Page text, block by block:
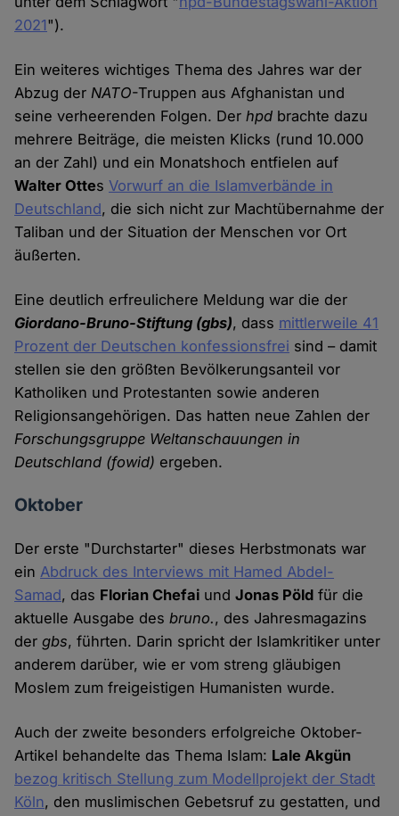
2021").
Ein weiteres wichtiges Thema des Jahres war der
Abzug derNATO-Truppen aus Afghanistan und
seine verheerenden Folgen. Derhpd brachte dazu
mehrere Beiträge, die meisten Klicks (rund 10.000
an der Zahl) und ein Monatshoch entfielen auf
Walter OttesVorwurf an die Islamverbände in
Deutschland, die sich nicht zur Machtübernahme der
Taliban und der Situation der Menschen vor Ort
äußerten.
Eine deutlich erfreulichere Meldung war die der
Giordano-Bruno-Stiftung (gbs), dass mittlerweile 41
Prozent der Deutschen konfessionsfrei sind – damit
stellen sie den größten Bevölkerungsanteil vor
Katholiken und Protestanten sowie anderen
Religionsangehörigen. Das hatten neue Zahlen der
Forschungsgruppe Weltanschauungen in
Deutschland (fowid) ergeben.
Oktober
Der erste "Durchstarter" dieses Herbstmonats war
einAbdruck des Interviews mit Hamed Abdel-
Samad, das Florian Chefai undJonas Pöld für die
aktuelle Ausgabe desbruno., des Jahresmagazins
dergbs, führten. Darin spricht der Islamkritiker unter
anderem darüber, wie er vom streng gläubigen
Moslem zum freigeistigen Humanisten wurde.
Auch der zweite besonders erfolgreiche Oktober-
Artikel behandelte das Thema Islam: Lale Akgün
bezog kritisch Stellung zum Modellprojekt der Stadt
Köln, den muslimischen Gebetsruf zu gestatten, und